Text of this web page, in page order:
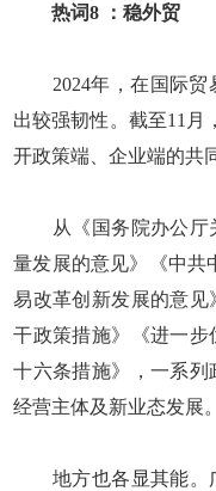
热词8 ：稳外贸
2024年，在国际贸
出较强韧性。截至11月
开政策端、企业端的共
从《国务院办公厅
量发展的意见》《中共
易改革创新发展的意
干政策措施》《进一步
十六条措施》，一系
经营主体及新业态发展。
地方也各显其能。